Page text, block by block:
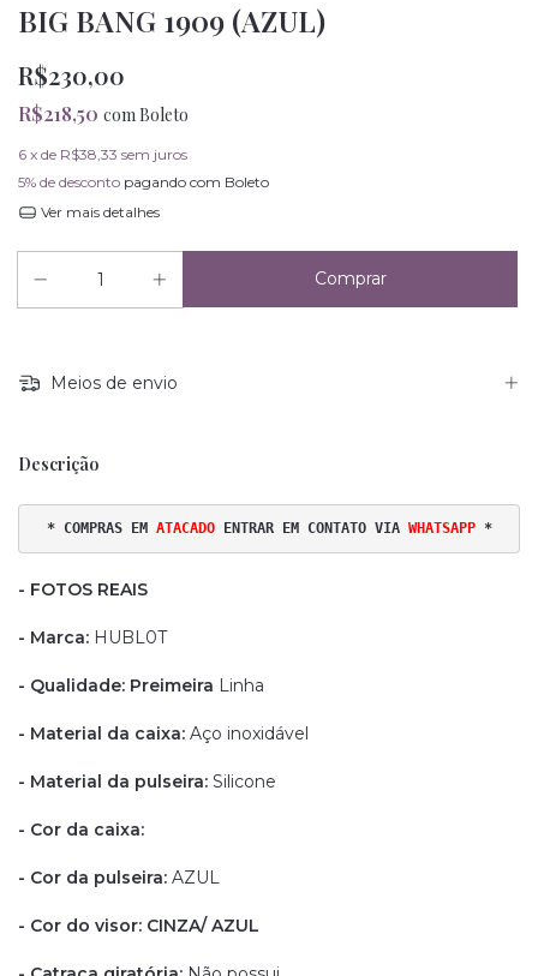
BIG BANG 1909 (AZUL)
R$230,00
R$218,50 comBoleto
6 x de R$38,33 sem juros
5% de desconto pagando com Boleto
Ver mais detalhes
Meios de envio
Descrição
* COMPRAS EM ATACADO ENTRAR EM CONTATO VIA WHATSAPP *
- FOTOS REAIS
- Marca: HUBL0T
- Qualidade: Preimeira Linha
- Material da caixa: Aço inoxidável
- Material da pulseira: Silicone
- Cor da caixa:
- Cor da pulseira: AZUL
- Cor do visor: CINZA/ AZUL